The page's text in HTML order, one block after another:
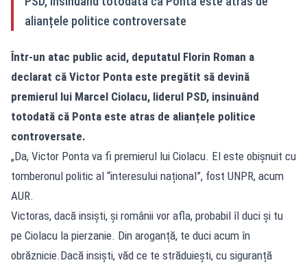
alianțele politice controversate
Într-un atac public acid, deputatul Florin Roman a
declarat că Victor Ponta este pregătit să devină
premierul lui Marcel Ciolacu, liderul PSD, insinuând
totodată că Ponta este atras de alianțele politice
controversate.
„Da, Victor Ponta va fi premierul lui Ciolacu. El este obișnuit cu
tomberonul politic al “interesului național”, fost UNPR, acum
AUR.
Victoras, dacă insiști, și românii vor afla, probabil îl duci și tu
pe Ciolacu la pierzanie. Din aroganță, te duci acum în
obrăznicie.Dacă insiști, văd ce te străduiești, cu siguranță